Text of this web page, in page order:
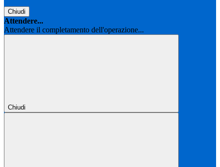
Chiudi
Attendere...
Attendere il completamento dell'operazione...
Chiudi